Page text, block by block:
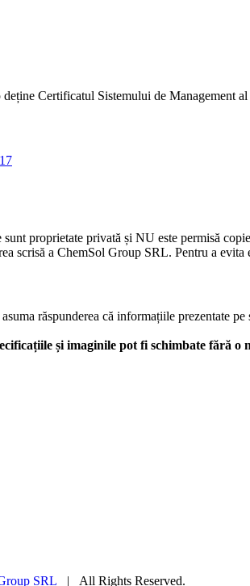
Certificatul Sistemului de
proprietate privată și NU este permisă
scrisă a ChemSol Group SRL. Pentru a
răspunderea că informațiile prezentate
și imaginile pot fi schimbate fără o
SRL | All Rights Reserved.